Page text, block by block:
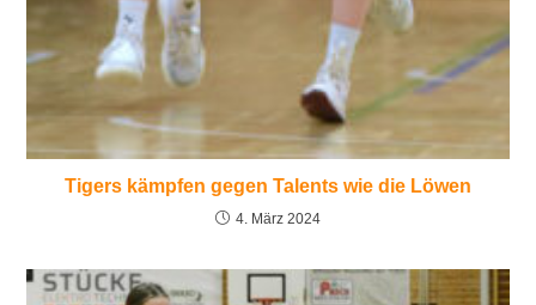
Tigers kämpfen gegen Talents wie die Löwen
4. März 2024